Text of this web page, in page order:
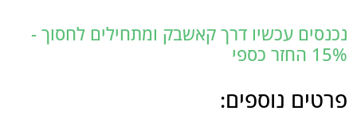
נכנסים עכשיו דרך קאשבק ומתחילים לחסוך -
15% החזר כספי
פרטים נוספים: